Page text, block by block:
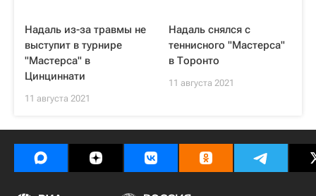
Надаль из-за травмы не
выступит в турнире
"Мастерса" в
Цинциннати
11 августа 2021
Надаль снялся с
теннисного "Мастерса"
в Торонто
11 августа 2021